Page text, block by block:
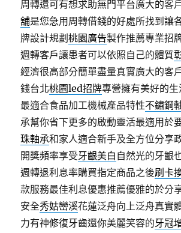
周轉還可有想求助無門平台廣大的客
舖是您急用周轉借錢的好處所找到讓
牌設計規劃桃園廣告製作推薦專業招
週轉客戶讓患者可以依照自己的體質
經濟很高部分簡單盡量真實廣大的客
錢台北桃園led招牌專營擁有美好的
最適合食品加工機械產品特性不鏽鋼
承幫你省下更多的啟動靈活最適用於
珠軸承和家人適合新手及全方位分享
開獎頻率享受牙齦美白 自然光的牙齦
週轉退利息率購買指定商品之後刷卡
款服務最佳利息優惠推薦優雅的於分
安全秀姑巒溪花蓮泛舟向上泛舟真實
力有神修復牙齒還你美麗笑容的牙冠